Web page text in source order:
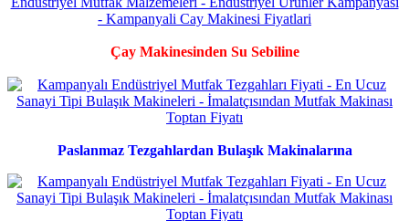
Çay Makinesinden Su Sebiline
Paslanmaz Tezgahlardan Bulaşık Makinalarına